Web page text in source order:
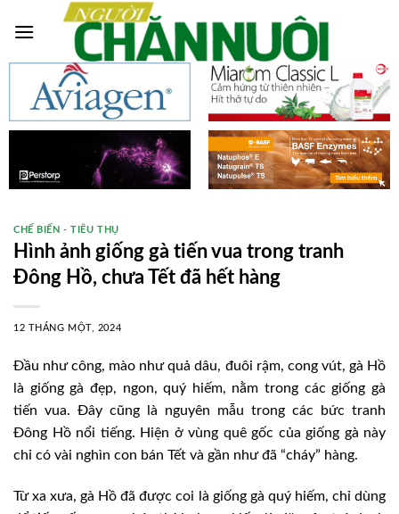
CHẾ BIẾN - TIÊU THỤ
Hình ảnh giống gà tiến vua trong tranh
Đông Hồ, chưa Tết đã hết hàng
12 THÁNG MỘT, 2024
Đầu như công, mào như quả dâu, đuôi rậm, cong vút, gà Hồ
là giống gà đẹp, ngon, quý hiếm, nằm trong các giống gà
tiến vua. Đây cũng là nguyên mẫu trong các bức tranh
Đông Hồ nổi tiếng. Hiện ở vùng quê gốc của giống gà này
chỉ có vài nghìn con bán Tết và gần như đã “cháy” hàng.
Từ xa xưa, gà Hồ đã được coi là giống gà quý hiếm, chỉ dùng